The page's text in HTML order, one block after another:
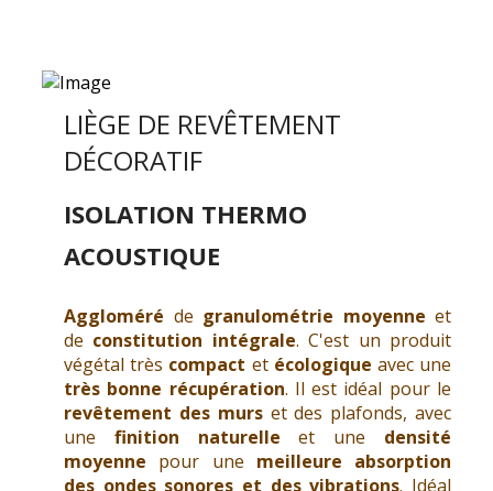
LIÈGE DE REVÊTEMENT
DÉCORATIF
ISOLATION THERMO
ACOUSTIQUE
Aggloméré de granulométrie moyenne et
de constitution intégrale. C'est un produit
végétal très compact et écologique avec une
très bonne récupération. Il est idéal pour le
revêtement des murset des plafonds, avec
une finition naturelle et une densité
moyenne pour une meilleure absorption
des ondes sonores et des vibrations. Idéal